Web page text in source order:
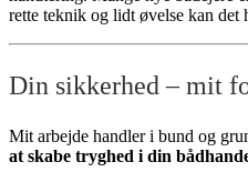
rette teknik og lidt øvelse kan
Din sikkerhed – mit
Mit arbejde handler i bund og
at skabe tryghed i din